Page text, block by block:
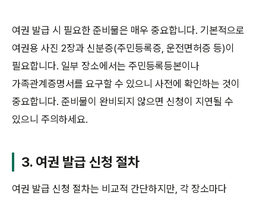
여권 발급 시 필요한 준비물은 매우 중요합니다. 기본적으로
여권용 사진 2장과 신분증(주민등록증, 운전면허증 등)이
필요합니다. 일부 장소에서는 주민등록등본이나
가족관계증명서를 요구할 수 있으니 사전에 확인하는 것이
중요합니다. 준비물이 완비되지 않으면 신청이 지연될 수
있으니 주의하세요.
3. 여권 발급 신청 절차
여권 발급 신청 절차는 비교적 간단하지만, 각 장소마다